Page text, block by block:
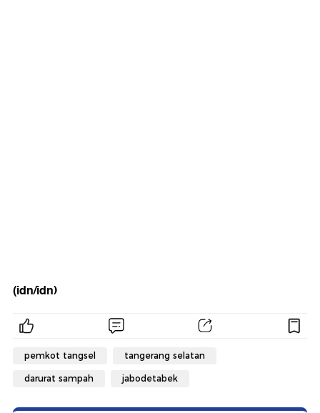
(idn/idn)
pemkot tangsel tangerang selatan
darurat sampah jabodetabek